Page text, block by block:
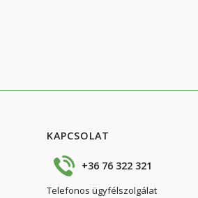
KAPCSOLAT
+36 76 322 321
Telefonos ügyfélszolgálat